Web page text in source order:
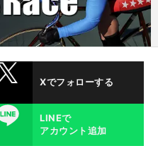
Xでフォローする
LINEで
アカウント追加